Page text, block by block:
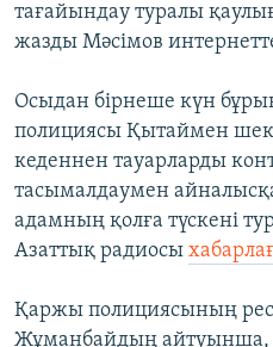
тағайындау туралы
жазды Мәсімов
Осыдан бірнеше күн
полициясы Қытаймен
кеденнен тауарларды
тасымалдаумен
адамның қолға түскені
Азаттық радиосы
Қаржы полициясының
Жұманбайдың айтуынша,